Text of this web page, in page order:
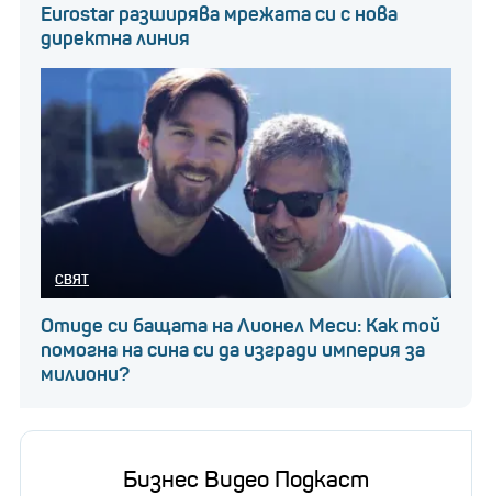
Eurostar разширява мрежата си с нова
директна линия
СВЯТ
Отиде си бащата на Лионел Меси: Как той
помогна на сина си да изгради империя за
милиони?
Бизнес Видео Подкаст